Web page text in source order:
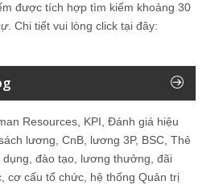
được tích hợp tìm kiếm khoảng 30
. Chi tiết vui lòng click tại đây:
Resources, KPI, Đánh giá hiệu
lương, CnB, lương 3P, BSC, Thẻ
dụng, đào tạo, lương thưởng, đãi
cơ cấu tổ chức, hệ thống Quản trị